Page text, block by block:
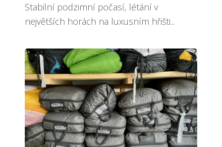
Stabilní podzimní počasí, létání v
největších horách na luxusním hřišti...